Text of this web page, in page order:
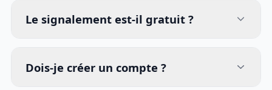
Le signalement est-il gratuit ?
Dois-je créer un compte ?